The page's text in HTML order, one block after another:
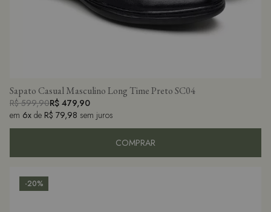
Sapato Casual Masculino Long Time Preto SC04
R$ 599,90R$ 479,90
em 6x de R$ 79,98 sem juros
COMPRAR
-20%